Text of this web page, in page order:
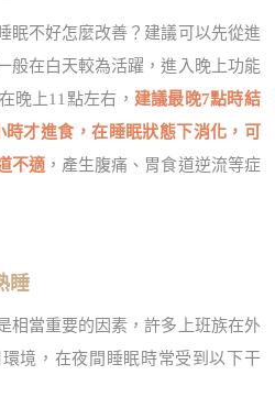
眠不好怎麼改善？建議可以先從進
般在白天較為活躍，進入晚上功能
晚上11點左右， 建議最晚7點時結
才進食，在睡眠狀態下消化，可
不適 ，產生腹痛、胃食道逆流等症
睡
相當重要的因素，許多上班族在外
境，在夜間睡眠時常受到以下干